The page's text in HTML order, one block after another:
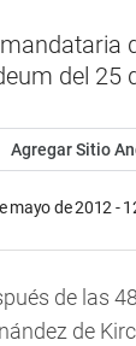
del 25
Agregar Sitio
mayo de 2012 -
de las
de